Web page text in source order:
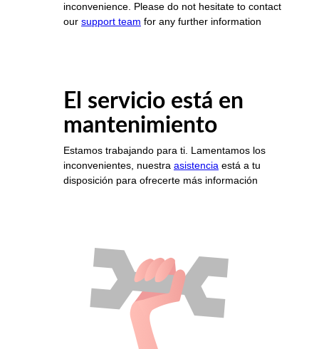
inconvenience. Please do not hesitate to contact
our support team for any further information
El servicio está en
mantenimiento
Estamos trabajando para ti. Lamentamos los
inconvenientes, nuestra asistencia está a tu
disposición para ofrecerte más información